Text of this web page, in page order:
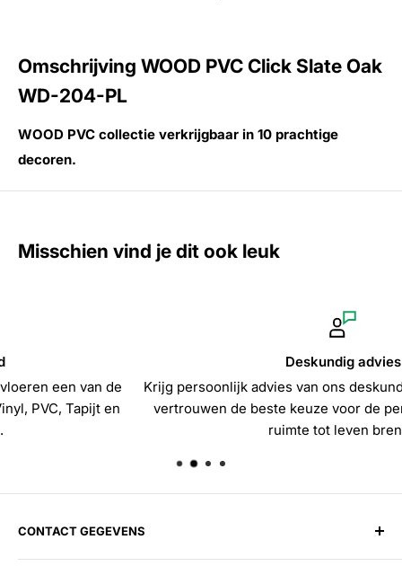
Omschrijving WOOD PVC Click Slate Oak
WD-204-PL
WOOD PVC collectie verkrijgbaar in 10 prachtige
decoren.
Misschien vind je dit ook leuk
Krijg persoonlijk advies van ons deskundige team en maak
vertrouwen de beste keuze voor de perfecte vloer die jouw
ruimte tot leven brengt!
CONTACT GEGEVENS